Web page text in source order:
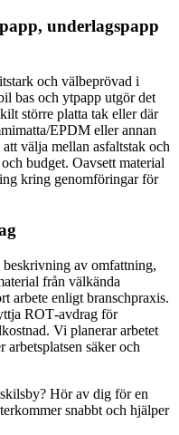
underlagspapp
och välbeprövad i
bas och ytpapp utgör det
större platta tak eller där
EPDM eller annan
välja mellan asfaltstak och
budget. Oavsett material
kring genomföringar för
av omfattning,
från välkända
arbete enligt branschpraxis.
ROT‑avdrag för
Vi planerar arbetet
säker och
Hör av dig för en
snabbt och hjälper